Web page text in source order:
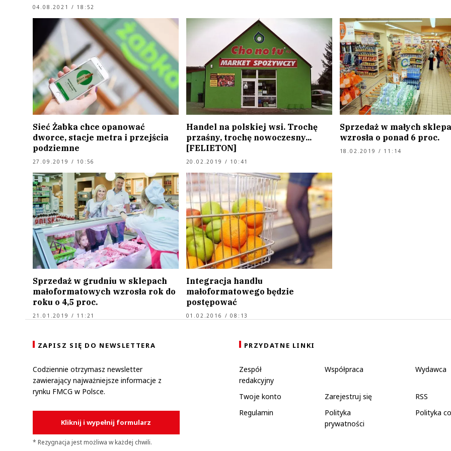
04.08.2021 / 18:52
Sieć Żabka chce opanować
dworce, stacje metra i przejścia
podziemne
27.09.2019 / 10:56
Handel na polskiej wsi. Trochę
przaśny, trochę nowoczesny...
[FELIETON]
20.02.2019 / 10:41
Sprzedaż w małych
wzrosła o ponad 6 proc.
18.02.2019 / 11:14
Sprzedaż w grudniu w sklepach
małoformatowych wzrosła rok do
roku o 4,5 proc.
21.01.2019 / 11:21
Integracja handlu
małoformatowego będzie
postępować
01.02.2016 / 08:13
ZAPISZ SIĘ DO NEWSLETTERA
Codziennie otrzymasz newsletter
zawierający najważniejsze informacje z
rynku FMCG w Polsce.
Kliknij i wypełnij formularz
* Rezygnacja jest możliwa w każdej chwili.
PRZYDATNE LINKI
Zespół
redakcyjny
Współpraca Wydawca
Twoje konto Zarejestruj się
RSS
Regulamin
Polityka
prywatności
Polityka